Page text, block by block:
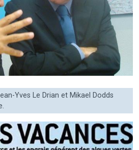
Yves Le Drian et Mikael Dodds